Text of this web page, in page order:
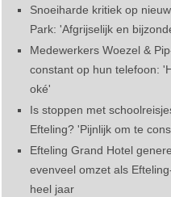
Snoeiharde kritiek op
Park: 'Afgrijselijk en
Medewerkers Woezel &
constant op hun telefoon:
oké'
Is stoppen met
Efteling? 'Pijnlijk om te
Efteling Grand Hotel
evenveel omzet als
heel jaar